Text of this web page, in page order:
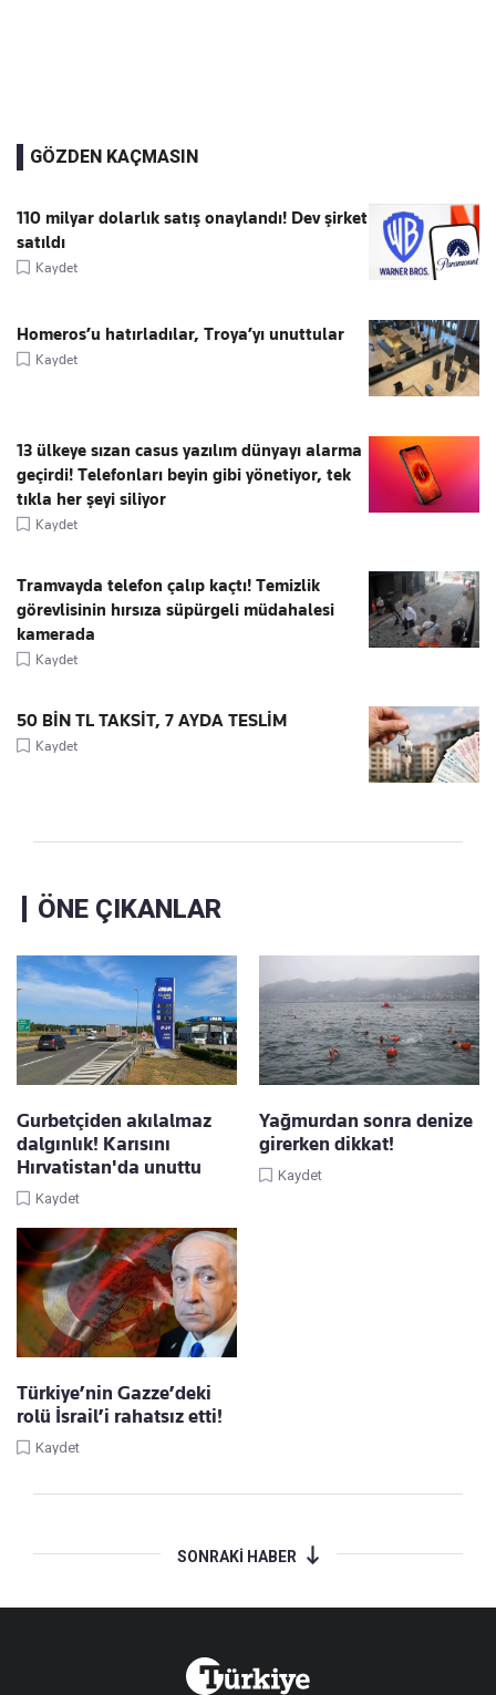
GÖZDEN KAÇMASIN
110 milyar dolarlık satış onaylandı! Dev şirket
satıldı
Kaydet
Homeros’u hatırladılar, Troya’yı unuttular
Kaydet
13 ülkeye sızan casus yazılım dünyayı alarma
geçirdi! Telefonları beyin gibi yönetiyor, tek
tıkla her şeyi siliyor
Kaydet
Tramvayda telefon çalıp kaçtı! Temizlik
görevlisinin hırsıza süpürgeli müdahalesi
kamerada
Kaydet
50 BİN TL TAKSİT, 7 AYDA TESLİM
Kaydet
ÖNE ÇIKANLAR
Gurbetçiden akılalmaz
dalgınlık! Karısını
Hırvatistan'da unuttu
Kaydet
Yağmurdan sonra denize
girerken dikkat!
Kaydet
Türkiye’nin Gazze’deki
rolü İsrail’i rahatsız etti!
Kaydet
SONRAKİ HABER